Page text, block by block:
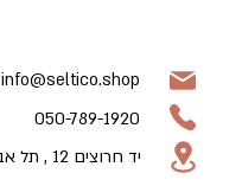
info@seltico.shop
050-789-1920
יד חרוצים 12 , תל אביב 6770005